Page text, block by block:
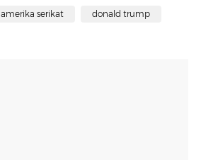
amerika serikat donald trump